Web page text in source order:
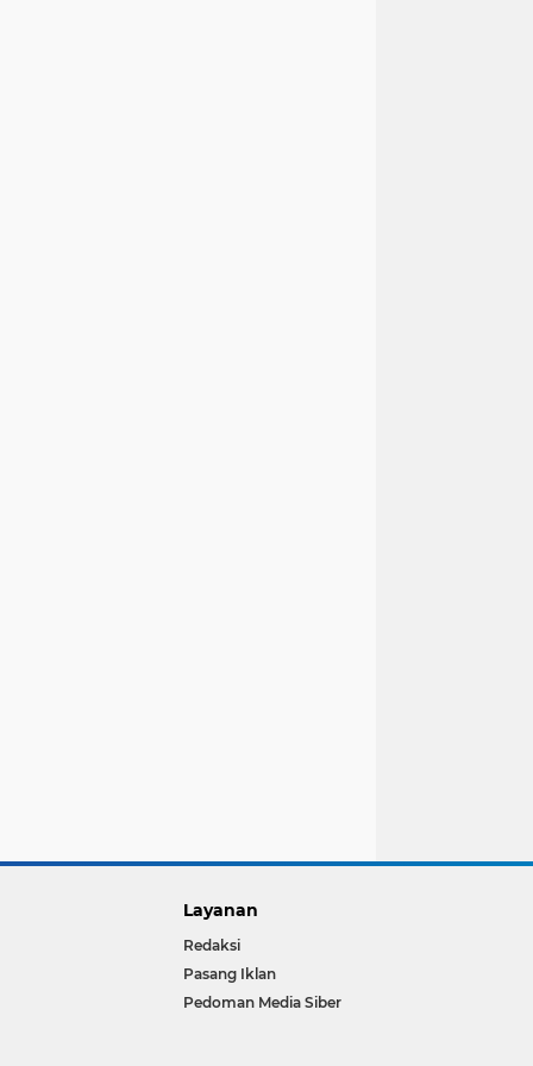
Layanan
Redaksi
Pasang Iklan
Pedoman Media Siber